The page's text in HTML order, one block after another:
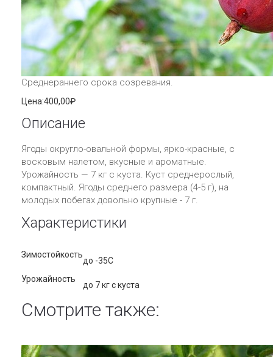
Среднераннего срока созревания.
Цена:400,00₽
Описание
Ягоды округло-овальной формы, ярко-красные, с
восковым налетом, вкусные и ароматные.
Урожайность — 7 кг с куста. Куст среднерослый,
компактный. Ягоды среднего размера (4-5 г), на
молодых побегах довольно крупные - 7 г.
Характеристики
Зимостойкость
до -35С
Урожайность
до 7 кг с куста
Смотрите также: